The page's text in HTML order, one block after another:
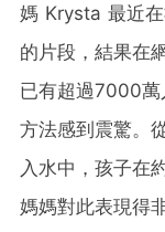
媽 Krysta 最近
的片段，結果在
已有超過7000萬
方法感到震驚。
入水中，孩子在
媽媽對此表現得